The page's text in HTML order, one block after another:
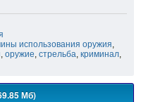
использования оружия
оружие стрельба криминал
Мб)